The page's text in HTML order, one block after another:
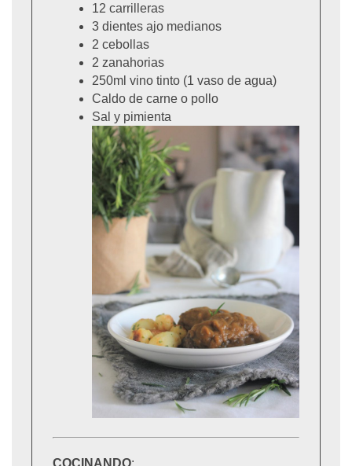
12 carrilleras
3 dientes ajo medianos
2 cebollas
2 zanahorias
250ml vino tinto (1 vaso de agua)
Caldo de carne o pollo
Sal y pimienta
COCINANDO: